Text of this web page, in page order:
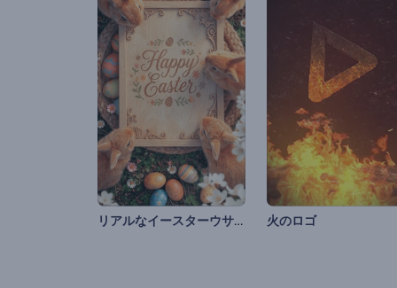
リアルなイースターウサギの紹介 火のロゴ